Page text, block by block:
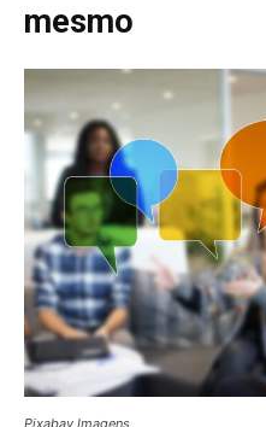
mesmo
Pixabay Imagens